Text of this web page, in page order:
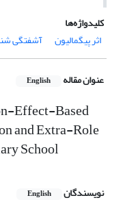
کلیدواژه‌ها
اثر پیگمالیون
آشفتگی
عنوان مقاله English
Effect-Based
and Extra-Role
School
نویسندگان English